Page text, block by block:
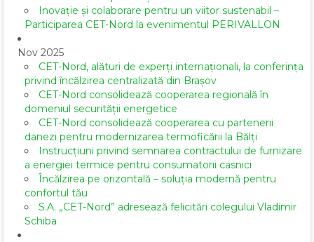
Inovație și colaborare pentru un viitor sustenabil –
Participarea CET-Nord la evenimentul PERIVALLON
Nov 2025
CET-Nord, alături de experți internaționali, la conferința
privind încălzirea centralizată din Brașov
CET-Nord consolidează cooperarea regională în
domeniul securității energetice
CET-Nord consolidează cooperarea cu partenerii
danezi pentru modernizarea termoficării la Bălți
Instrucțiuni privind semnarea contractului de furnizare
a energiei termice pentru consumatorii casnici
Încălzirea pe orizontală – soluția modernă pentru
confortul tău
S.A. „CET-Nord” adresează felicitări colegului Vladimir
Schiba